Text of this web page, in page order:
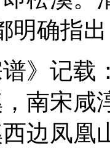
明确指
》记载
南宋咸
边凤凰